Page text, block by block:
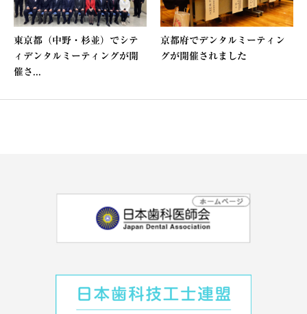
東京都（中野・杉並）でシテ
ィデンタルミーティングが開
催さ...
京都府でデンタルミーティン
グが開催されました